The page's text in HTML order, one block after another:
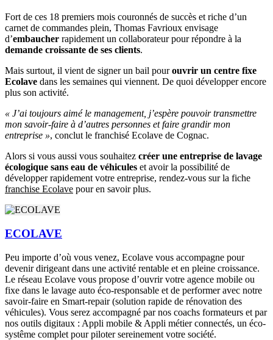
Fort de ces 18 premiers mois couronnés de succès et riche d’un
carnet de commandes plein, Thomas Favrioux envisage
d’embaucher rapidement un collaborateur pour répondre à la
demande croissante de ses clients.
Mais surtout, il vient de signer un bail pourouvrir un centre fixe
Ecolave dans les semaines qui viennent. De quoi développer encore
plus son activité.
« J’ai toujours aimé le management, j’espère pouvoir transmettre
mon savoir-faire à d’autres personnes et faire grandir mon
entreprise », conclut le franchisé Ecolave de Cognac.
Alors si vous aussi vous souhaitez créer une entreprise de lavage
écologique sans eau de véhicules et avoir la possibilité de
développer rapidement votre entreprise, rendez-vous sur la fiche
franchise Ecolave pour en savoir plus.
ECOLAVE
Peu importe d’où vous venez, Ecolave vous accompagne pour
devenir dirigeant dans une activité rentable et en pleine croissance.
Le réseau Ecolave vous propose d’ouvrir votre agence mobile ou
fixe dans le lavage auto éco-responsable et de performer avec notre
savoir-faire en Smart-repair (solution rapide de rénovation des
véhicules). Vous serez accompagné par nos coachs formateurs et par
nos outils digitaux : Appli mobile & Appli métier connectés, un éco-
systême complet pour piloter sereinement votre société.